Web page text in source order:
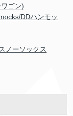
ゴン)
DDハンモッ
ノーソックス